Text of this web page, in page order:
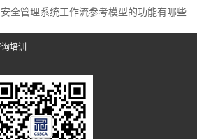
全管理系统工作流参考模型的功能有哪些
培训